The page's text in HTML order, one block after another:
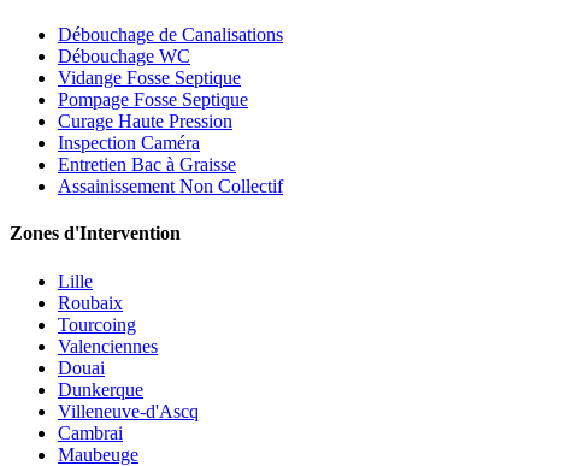
Débouchage de Canalisations
Débouchage WC
Vidange Fosse Septique
Pompage Fosse Septique
Curage Haute Pression
Inspection Caméra
Entretien Bac à Graisse
Assainissement Non Collectif
Zones d'Intervention
Lille
Roubaix
Tourcoing
Valenciennes
Douai
Dunkerque
Villeneuve-d'Ascq
Cambrai
Maubeuge